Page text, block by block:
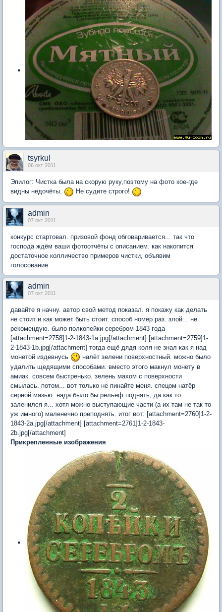
tsyrkul
06 окт 2011
Эпилог: Чистка была на скорую руку,поэтому на фото кое-где
видны недочёты.
Не судите строго!
admin
07 окт 2011
конкурс стартовал. призовой фонд обговаривается... так что
господа ждём ваши фотоотчёты с описанием. как накопится
достаточное колличество примеров чистки, объявим
голосование.
admin
07 окт 2011
давайте я начну. автор свой метод показал. я покажу как делать
не стоит и как может быть стоит. способ номер раз. злой... не
рекомендую. было полкопейки серебром 1843 года
[attachment=2758]1-2-1843-1a.jpg[/attachment] [attachment=2759]1-
2-1843-1b.jpg[/attachment] тогда ещё дядя коля не знал как я над
монетой издевнусь
налёт зелени поверхностный. можно было
удалить щедящими способами. вместо этого макнул монету в
амиак. совсем быстренько. зелень махом с поверхности
смылась. потом... вот только не пинайте меня. спецом натёр
серной мазью. нада было бы рельеф поднять, да как то
заленился я... хотя можно выступающие части (а их там не так то
уж имного) маленечно преподнять. итог вот: [attachment=2760]1-2-
1843-2a.jpg[/attachment] [attachment=2761]1-2-1843-
2b.jpg[/attachment]
Прикрепленные изображения